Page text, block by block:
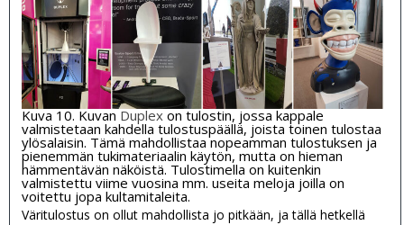
Kuva 10. Kuvan Duplexon tulostin, jossa kappale
valmistetaan kahdella tulostuspäällä, joista toinen tulostaa
ylösalaisin. Tämä mahdollistaa nopeamman tulostuksen ja
pienemmän tukimateriaalin käytön, mutta on hieman
hämmentävän näköistä. Tulostimella on kuitenkin
valmistettu viime vuosina mm. useita meloja joilla on
voitettu jopa kultamitaleita.
Väritulostus on ollut mahdollista jo pitkään, ja tällä hetkellä